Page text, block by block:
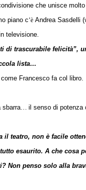
che unisce molto
piano c’è Andrea Sasdelli
televisione.
di trascurabile felicità”,
lista…
, come Francesco fa col libro.
sbarra
il senso di potenza
teatro, non è facile
esaurito. A che cosa
Non penso solo alla